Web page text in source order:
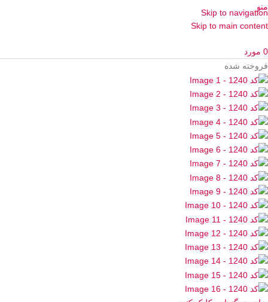
Skip to navigation
Skip to main content
منو
0 مورد
فروخته شده